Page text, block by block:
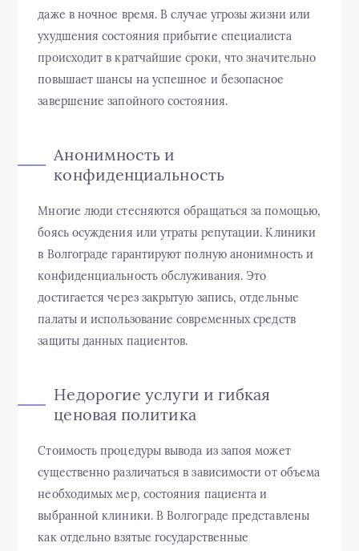
даже в ночное время. В случае угрозы жизни или
ухудшения состояния прибытие специалиста
происходит в кратчайшие сроки, что значительно
повышает шансы на успешное и безопасное
завершение запойного состояния.
Анонимность и
конфиденциальность
Многие люди стесняются обращаться за помощью,
боясь осуждения или утраты репутации. Клиники
в Волгограде гарантируют полную анонимность и
конфиденциальность обслуживания. Это
достигается через закрытую запись, отдельные
палаты и использование современных средств
защиты данных пациентов.
Недорогие услуги и гибкая
ценовая политика
Стоимость процедуры вывода из запоя может
существенно различаться в зависимости от объема
необходимых мер, состояния пациента и
выбранной клиники. В Волгограде представлены
как отдельно взятые государственные